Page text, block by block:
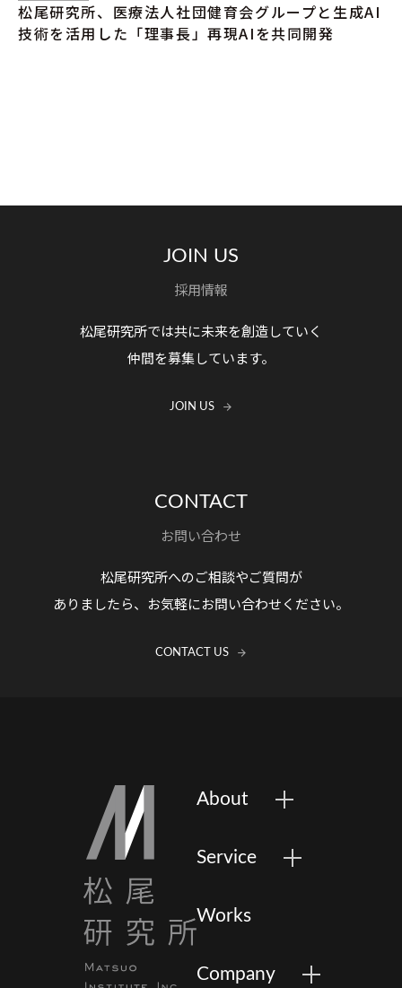
松尾研究所、医療法人社団健育会グループと生成AI
技術を活用した「理事長」再現AIを共同開発
JOIN US
採用情報
松尾研究所では共に未来を創造していく
仲間を募集しています。
JOIN US
CONTACT
お問い合わせ
松尾研究所へのご相談やご質問が
ありましたら、お気軽にお問い合わせください。
CONTACT US
About
Service
Works
Company